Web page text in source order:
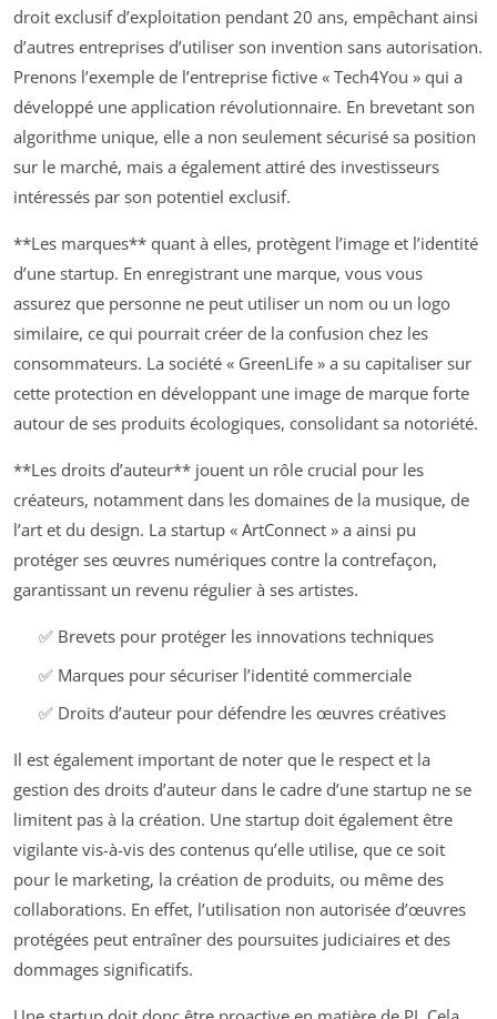
droit exclusif d’exploitation pendant 20 ans, empêchant ainsi
d’autres entreprises d’utiliser son invention sans autorisation.
Prenons l’exemple de l’entreprise fictive « Tech4You » qui a
développé une application révolutionnaire. En brevetant son
algorithme unique, elle a non seulement sécurisé sa position
sur le marché, mais a également attiré des investisseurs
intéressés par son potentiel exclusif.
**Les marques** quant à elles, protègent l’image et l’identité
d’une startup. En enregistrant une marque, vous vous
assurez que personne ne peut utiliser un nom ou un logo
similaire, ce qui pourrait créer de la confusion chez les
consommateurs. La société « GreenLife » a su capitaliser sur
cette protection en développant une image de marque forte
autour de ses produits écologiques, consolidant sa notoriété.
**Les droits d’auteur** jouent un rôle crucial pour les
créateurs, notamment dans les domaines de la musique, de
l’art et du design. La startup « ArtConnect » a ainsi pu
protéger ses œuvres numériques contre la contrefaçon,
garantissant un revenu régulier à ses artistes.
✅ Brevets pour protéger les innovations techniques
✅ Marques pour sécuriser l’identité commerciale
✅ Droits d’auteur pour défendre les œuvres créatives
Il est également important de noter que le respect et la
gestion des droits d’auteur dans le cadre d’une startup ne se
limitent pas à la création. Une startup doit également être
vigilante vis-à-vis des contenus qu’elle utilise, que ce soit
pour le marketing, la création de produits, ou même des
collaborations. En effet, l’utilisation non autorisée d’œuvres
protégées peut entraîner des poursuites judiciaires et des
dommages significatifs.